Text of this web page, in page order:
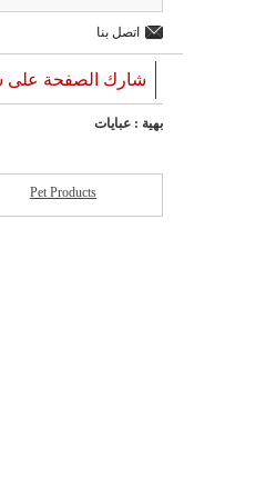
اتصل بنا
شارك الصفحة على
بهية : عبايات
Pet Products